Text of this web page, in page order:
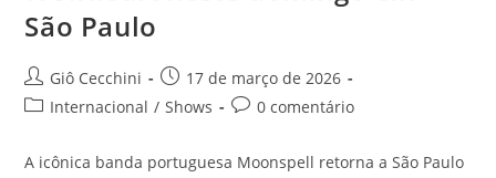
São Paulo
Autor
do
Giô Cecchini
Post
publicado:
17 de março de 2026
Categoria
post:
Internacional / Shows
Comentários
post:
0 comentário
A icônica banda portuguesa Moonspell retorna a São Paulo